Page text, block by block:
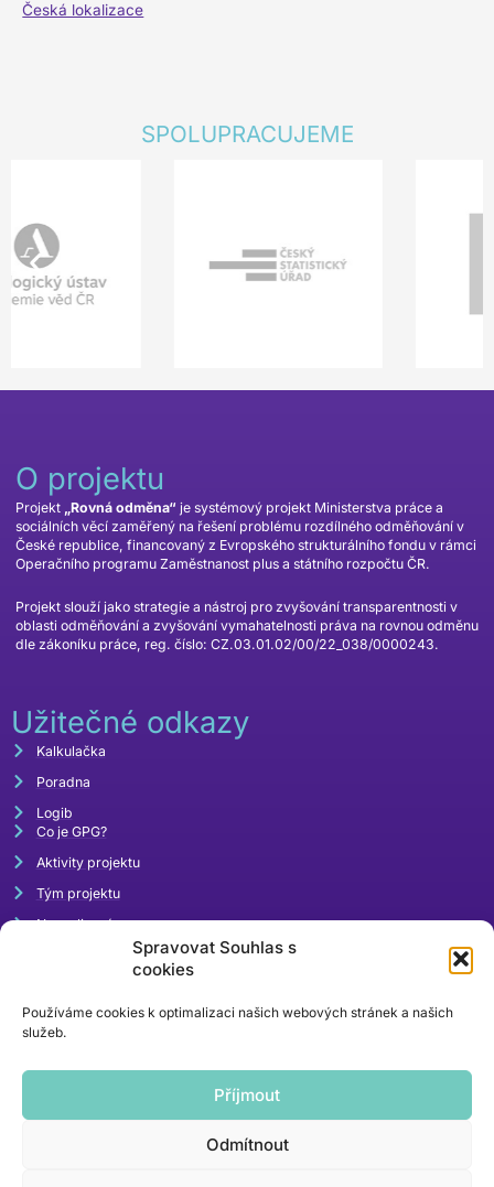
Spravovat Souhlas s
cookies
Používáme cookies k optimalizaci našich webových stránek a našich
služeb.
Příjmout
Odmítnout
Česká lokalizace
SPOLUPRACUJEME
O projektu
Projekt „Rovná odměna“ je systémový projekt Ministerstva práce a
sociálních věcí zaměřený na řešení problému rozdílného odměňování v
České republice, financovaný z Evropského strukturálního fondu v rámci
Operačního programu Zaměstnanost plus a státního rozpočtu ČR.
Projekt slouží jako strategie a nástroj pro zvyšování transparentnosti v
oblasti odměňování a zvyšování vymahatelnosti práva na rovnou odměnu
dle zákoníku práce, reg. číslo: CZ.03.01.02/00/22_038/0000243.
Užitečné odkazy
Kalkulačka
Poradna
Logib
Co je GPG?
Aktivity projektu
Tým projektu
Napsali o nás